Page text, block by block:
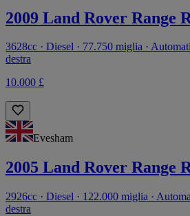
2009 Land Rover Range
3628cc · Diesel · 77.750 miglia ·
destra
10.000 £
Evesham
2005 Land Rover Range
2926cc · Diesel · 122.000 miglia ·
destra